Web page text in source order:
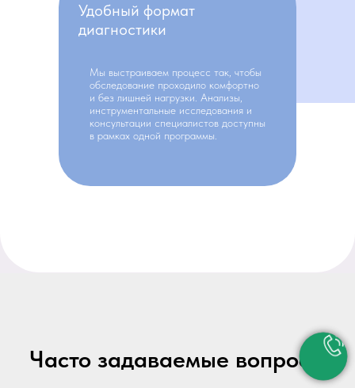
Удобный формат
диагностики
Мы выстраиваем процесс так, чтобы
обследование проходило комфортно
и без лишней нагрузки. Анализы,
инструментальные исследования и
консультации специалистов доступны
в рамках одной программы.
Часто задаваемые вопросы